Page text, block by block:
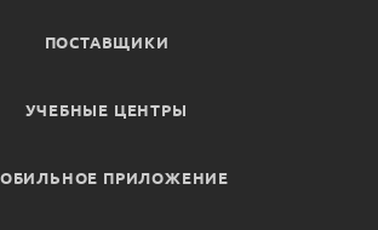
ПОСТАВЩИКИ
УЧЕБНЫЕ ЦЕНТРЫ
ПРИЛОЖЕНИЕ